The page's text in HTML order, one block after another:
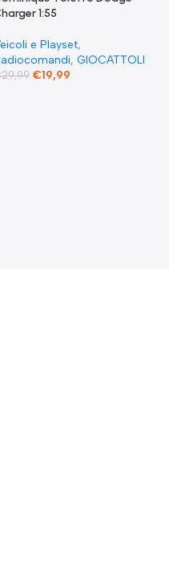
1:55
e Playset,
, GIOCATTOLI
29,99 €19,99